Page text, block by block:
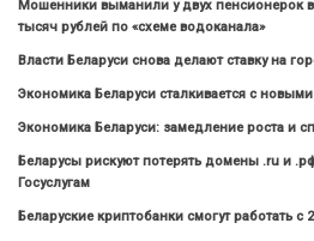
Мошенники выманили у двух пенсионерок
тысяч рублей по «схеме водоканала»
Власти Беларуси снова делают ставку на
Экономика Беларуси сталкивается с
Экономика Беларуси: замедление роста и
Беларусы рискуют потерять домены .ru и
Госуслугам
Беларуские криптобанки смогут работать с